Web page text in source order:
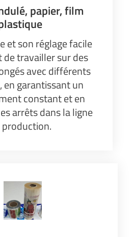
papier, film
et son réglage facile
travailler sur des
avec différents
en garantissant un
constant et en
arrêts dans la ligne
production.